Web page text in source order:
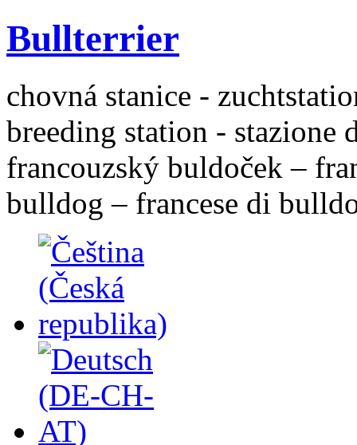
Bullterrier
chovná stanice -
breeding station - stazione
francouzský buldoček –
bulldog – francese di